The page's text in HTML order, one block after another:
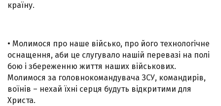
країну.
• Молимося про наше військо, про його технологічне
оснащення, аби це слугувало нашій перевазі на полі
бою і збереженню життя наших військових.
Молимося за головнокомандувача ЗСУ, командирів,
воїнів – нехай їхні серця будуть відкритими для
Христа.